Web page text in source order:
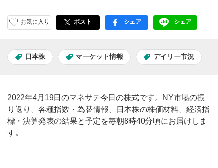
お気に入り ポスト facebook
シェア LINE
シェア
日本株 マーケット情報 デイリー市況
2022年4月19日のマネサテ今日の株式です。NY市場の振
り返り、各種指数・為替情報、日本株の株価材料、経済指
標・決算発表の結果と予定を毎朝8時40分頃にお届けしま
す。